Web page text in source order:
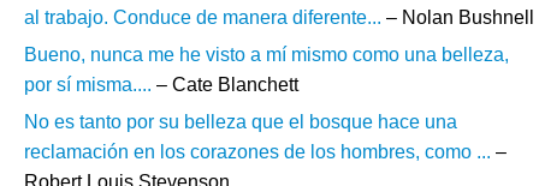
al trabajo. Conduce de manera diferente... – Nolan Bushnell
Bueno, nunca me he visto a mí mismo como una belleza,
por sí misma.... – Cate Blanchett
No es tanto por su belleza que el bosque hace una
reclamación en los corazones de los hombres, como ... –